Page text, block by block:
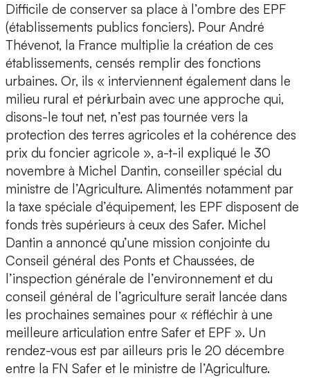
Difficile de conserver sa place à l’ombre des EPF
(établissements publics fonciers). Pour André
Thévenot, la France multiplie la création de ces
établissements, censés remplir des fonctions
urbaines. Or, ils « interviennent également dans le
milieu rural et périurbain avec une approche qui,
disons-le tout net, n’est pas tournée vers la
protection des terres agricoles et la cohérence des
prix du foncier agricole », a-t-il expliqué le 30
novembre à Michel Dantin, conseiller spécial du
ministre de l’Agriculture. Alimentés notamment par
la taxe spéciale d’équipement, les EPF disposent de
fonds très supérieurs à ceux des Safer. Michel
Dantin a annoncé qu’une mission conjointe du
Conseil général des Ponts et Chaussées, de
l’inspection générale de l’environnement et du
conseil général de l’agriculture serait lancée dans
les prochaines semaines pour « réfléchir à une
meilleure articulation entre Safer et EPF ». Un
rendez-vous est par ailleurs pris le 20 décembre
entre la FN Safer et le ministre de l’Agriculture.